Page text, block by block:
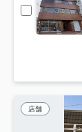
店舗